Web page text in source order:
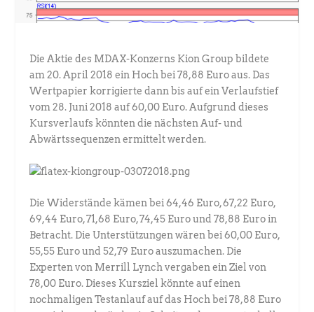
Die Aktie des MDAX-Konzerns Kion Group bildete
am 20. April 2018 ein Hoch bei 78,88 Euro aus. Das
Wertpapier korrigierte dann bis auf ein Verlaufstief
vom 28. Juni 2018 auf 60,00 Euro. Aufgrund dieses
Kursverlaufs könnten die nächsten Auf- und
Abwärtssequenzen ermittelt werden.
Die Widerstände kämen bei 64,46 Euro, 67,22 Euro,
69,44 Euro, 71,68 Euro, 74,45 Euro und 78,88 Euro in
Betracht. Die Unterstützungen wären bei 60,00 Euro,
55,55 Euro und 52,79 Euro auszumachen. Die
Experten von Merrill Lynch vergaben ein Ziel von
78,00 Euro. Dieses Kursziel könnte auf einen
nochmaligen Testanlauf auf das Hoch bei 78,88 Euro